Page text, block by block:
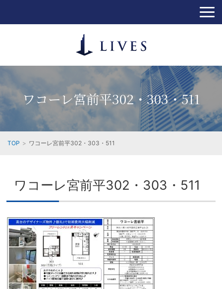
ワコーレ宮前平302・303・511
TOP ワコーレ宮前平302・303・511
ワコーレ宮前平302・303・511